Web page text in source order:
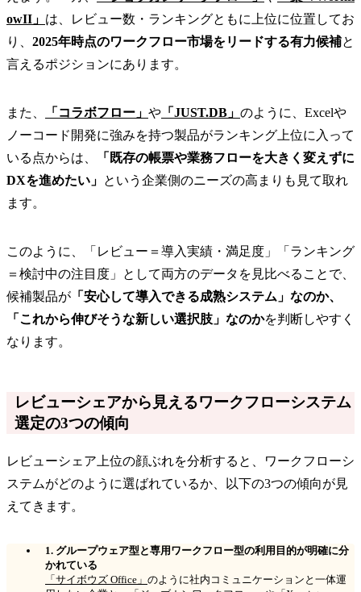
owII」 は、レビュー数・ランキングともに上位に位置してお
り、 2025年時点のワークフロー市場をリードする有力候補と
言えるポジションにあります。
また、 「コラボフロー」 や 「JUST.DB」 のように、Excelや
ノーコード開発に強みを持つ製品がランキング上位に入って
いる点からは、
「既存の帳票や業務フローを大きく変えずに
DXを進めたい」 という企業側のニーズの高まりも見て取れ
ます。
このように、「レビュー＝導入実績・満足度」「ランキング
＝検討中の注目度」として両方のデータを見比べることで、
候補製品が 「安心して導入できる成熟システム」なのか、
「これから伸びそうな新しい選択肢」なのかを判断しやすく
なります。
レビューシェアから見えるワークフローシステム
選定の3つの傾向
レビューシェア上位の顔ぶれを分析すると、ワークフローシ
ステムがどのように選ばれているか、以下の3つの傾向が見
えてきます。
1. グループウェア型と専用ワークフロー型の利用目的が明確に分
かれている
「サイボウズ Office」 のように社内コミュニケーションと一体運